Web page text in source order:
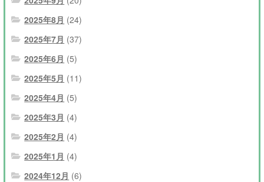
2025年8月 (24)
2025年7月 (37)
2025年6月 (5)
2025年5月 (11)
2025年4月 (5)
2025年3月 (4)
2025年2月 (4)
2025年1月 (4)
2024年12月 (6)